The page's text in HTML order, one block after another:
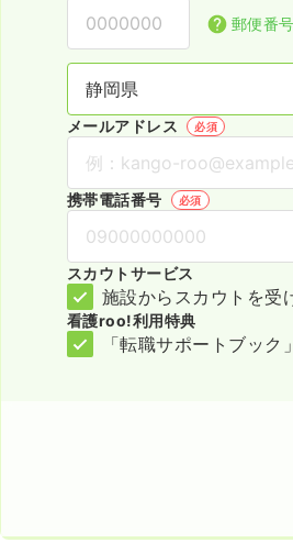
郵便番
メールアドレス 必須
携帯電話番号 必須
スカウトサービス
施設からスカウトを受
看護roo!利用特典
「転職サポートブッ